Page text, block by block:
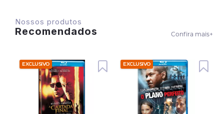
Nossos produtos
Recomendados Confira mais+
EXCLUSIVO EXCLUSIVO